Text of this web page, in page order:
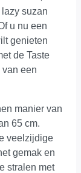
suzan
u nu een
genieten
de Taste
een
manier van
65 cm.
veelzijdige
gemak en
stralen met